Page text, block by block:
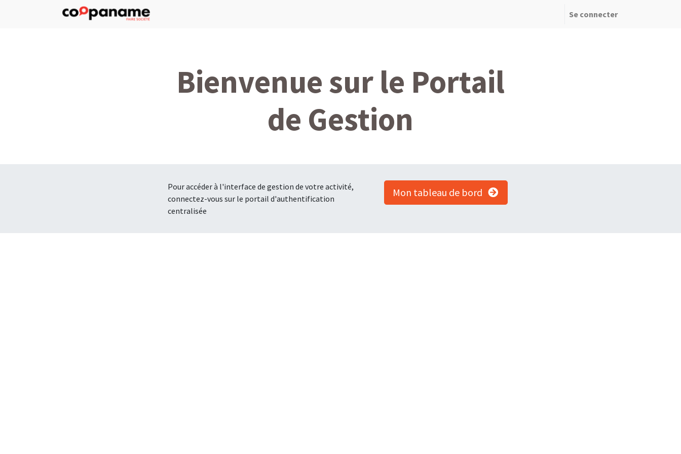
Se connecter
Bienvenue sur le Portail
de Gestion
Pour accéder à l'interface de gestion de votre activité,
connectez-vous sur le portail d'authentification
centralisée
Mon tableau de bord